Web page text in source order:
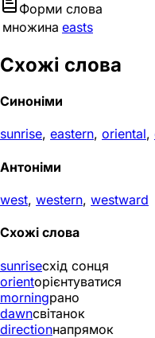
Форми слова
множина easts
Схожі слова
Синоніми
sunrise, eastern, oriental,
Антоніми
west, western, westward
Схожі слова
sunriseсхід сонця
orientорієнтуватися
morningрано
dawnсвітанок
directionнапрямок